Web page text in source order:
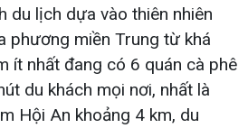
du lịch dựa vào thiên nhiên
phương miền Trung từ khá
ít nhất đang có 6 quán cà phê
du khách mọi nơi, nhất là
Hội An khoảng 4 km, du